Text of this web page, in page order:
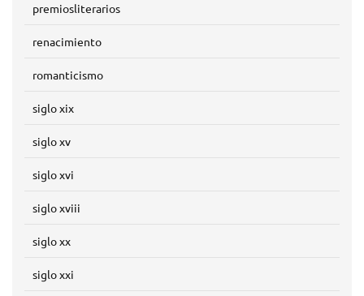
premiosliterarios
renacimiento
romanticismo
siglo xix
siglo xv
siglo xvi
siglo xviii
siglo xx
siglo xxi